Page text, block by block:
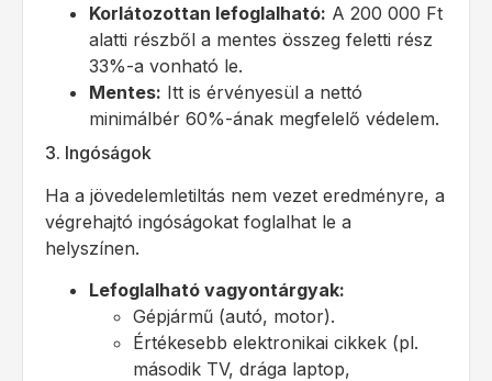
Korlátozottan lefoglalható: A 200 000 Ft
alatti részből a mentes összeg feletti rész
33%-a vonható le.
Mentes: Itt is érvényesül a nettó
minimálbér 60%-ának megfelelő védelem.
3. Ingóságok
Ha a jövedelemletiltás nem vezet eredményre, a
végrehajtó ingóságokat foglalhat le a
helyszínen.
Lefoglalható vagyontárgyak:
Gépjármű (autó, motor).
Értékesebb elektronikai cikkek (pl.
második TV, drága laptop,